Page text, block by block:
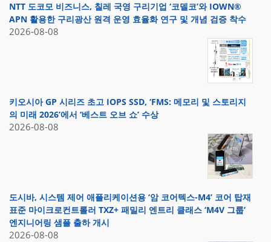
NTT 도코모 비즈니스, 칠레 국영 구리기업 ‘코델코’와 IOWN®
APN 활용한 구리광산 원격 운영 효율화 연구 및 개념 검증 착수
2026-08-08
키오시아 GP 시리즈 초고 IOPS SSD, ‘FMS: 메모리 및 스토리지
의 미래 2026’에서 ‘베스트 오브 쇼’ 수상
2026-08-08
도시바, 시스템 제어 애플리케이션용 ‘암 코어텍스-M4’ 코어 탑재
표준 마이크로컨트롤러 TXZ+ 패밀리 엔트리 클래스 ‘M4V 그룹’
엔지니어링 샘플 출하 개시
2026-08-08